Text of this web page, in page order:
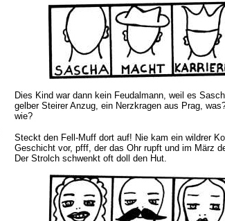
Dies Kind war dann kein Feudalmann, weil es
gelber Steirer Anzug, ein Nerzkragen aus Prag,
wie?
Steckt den Fell-Muff dort auf! Nie kam ein wildrer
Geschicht vor, pfff, der das Ohr rupft und im März
Der Strolch schwenkt oft doll den Hut.